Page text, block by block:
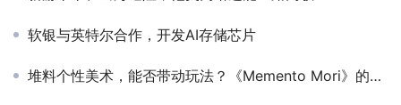
软银与英特尔合作，开发AI存储芯片
堆料个性美术，能否带动玩法？《Memento Mori》的困境